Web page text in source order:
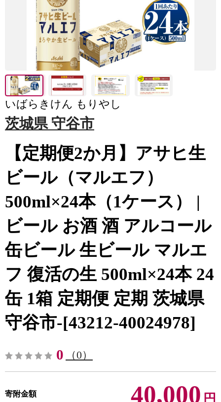
いばらきけん もりやし
茨城県 守谷市
【定期便2か月】アサヒ生
ビール（マルエフ）
500ml×24本（1ケース） |
ビール お酒 酒 アルコール
缶ビール 生ビール マルエ
フ 復活の生 500ml×24本 24
缶 1箱 定期便 定期 茨城県
守谷市-[43212-40024978]
0 （0）
寄附金額 40,000 円